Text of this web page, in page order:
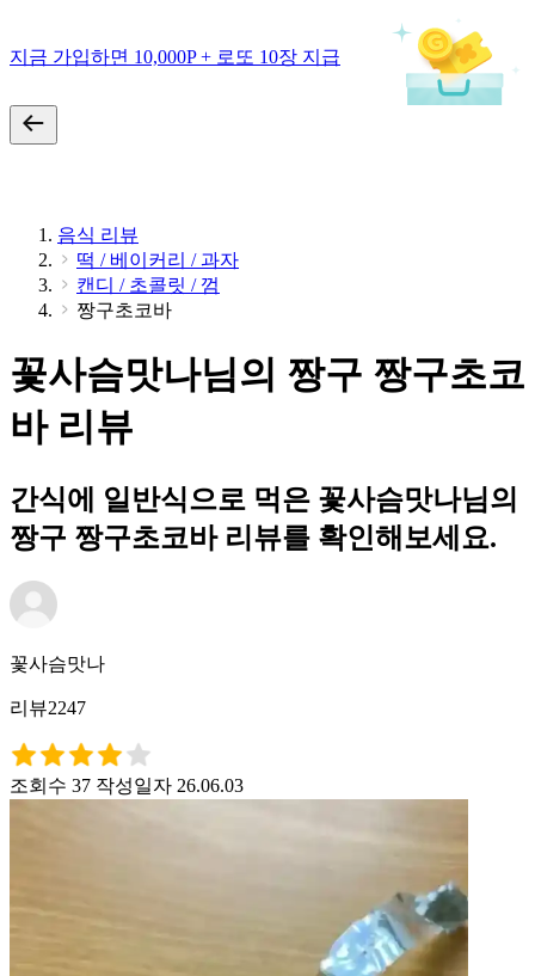
지금 가입하면 10,000P + 로또 10장 지급
음식 리뷰
떡 / 베이커리 / 과자
캔디 / 초콜릿 / 껌
짱구초코바
꽃사슴맛나님의 짱구 짱구초코
바 리뷰
간식에 일반식으로 먹은 꽃사슴맛나님의
짱구 짱구초코바 리뷰를 확인해보세요.
꽃사슴맛나
리뷰2247
조회수 37 작성일자 26.06.03